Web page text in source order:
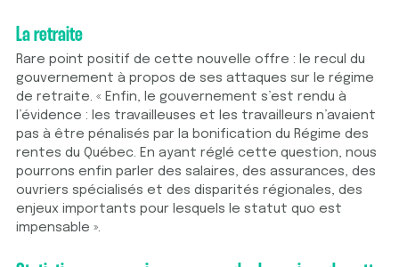
La retraite
Rare point positif de cette nouvelle offre : le recul du
gouvernement à propos de ses attaques sur le régime
de retraite. « Enfin, le gouvernement s’est rendu à
l’évidence : les travailleuses et les travailleurs n’avaient
pas à être pénalisés par la bonification du Régime des
rentes du Québec. En ayant réglé cette question, nous
pourrons enfin parler des salaires, des assurances, des
ouvriers spécialisés et des disparités régionales, des
enjeux importants pour lesquels le statut quo est
impensable ».